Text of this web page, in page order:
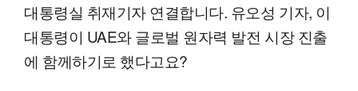
대통령실 취재기자 연결합니다. 유오성 기자, 이
대통령이 UAE와 글로벌 원자력 발전 시장 진출
에 함께하기로 했다고요?